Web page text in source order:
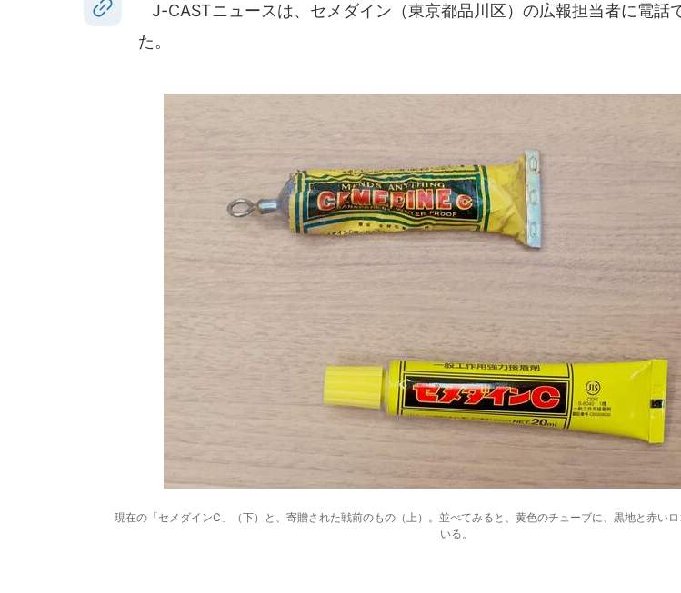
J-CASTニュースは、セメダイン（東京都品川区）の広報担当者に電話
た。
現在の「セメダインC」（下）と、寄贈された戦前のもの（上）。並べてみると、黄色のチューブに、黒地と赤い
いる。